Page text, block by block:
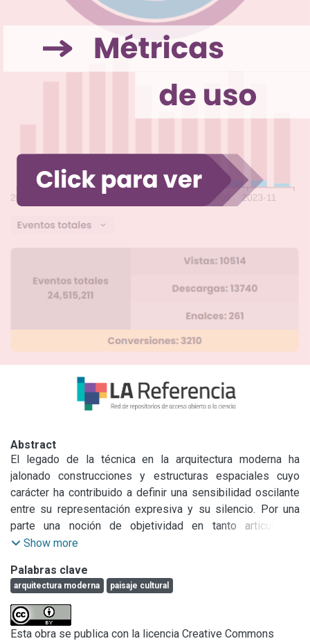
Abstract
El legado de la técnica en la arquitectura moderna ha
jalonado construcciones y estructuras espaciales cuyo
carácter ha contribuido a definir una sensibilidad oscilante
entre su representación expresiva y su silencio. Por una
parte una noción de objetividad en tanto articulación
científica del espacio moderno y por otra parte una
importadas a las formas arquitectónicas. Entender esta
herencia disciplinar críticamente implica poner en valor obra
y contexto en el marco de la constitución de un paisaje
cultural especifico.
Show more
Palabras clave
arquitectura moderna paisaje cultural
Esta obra se publica con la licencia Creative Commons